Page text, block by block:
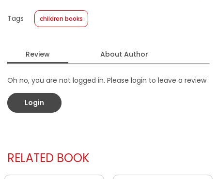
Format
Tags children books
Review About Author
Oh no, you are not logged in. Please login to leave a review
Login
RELATED BOOK